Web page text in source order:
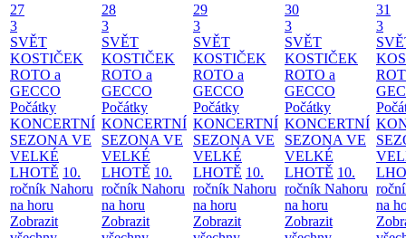
27
3
SVĚT
KOSTIČEK
ROTO a
GECCO
Počátky
KONCERTNÍ
SEZONA VE
VELKÉ
LHOTĚ 10.
ročník Nahoru
na horu
Zobrazit
28
3
SVĚT
KOSTIČEK
ROTO a
GECCO
Počátky
KONCERTNÍ
SEZONA VE
VELKÉ
LHOTĚ 10.
ročník Nahoru
na horu
Zobrazit
29
3
SVĚT
KOSTIČEK
ROTO a
GECCO
Počátky
KONCERTNÍ
SEZONA VE
VELKÉ
LHOTĚ 10.
ročník Nahoru
na horu
Zobrazit
30
3
SVĚT
KOSTIČEK
ROTO a
GECCO
Počátky
KONCERTNÍ
SEZONA VE
VELKÉ
LHOTĚ 10.
ročník Nahoru
na horu
Zobrazit
31
3
na